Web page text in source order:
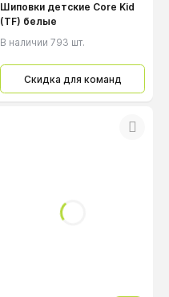
Шиповки детские Core Kid
(TF) белые
В наличии 793 шт.
Скидка для команд